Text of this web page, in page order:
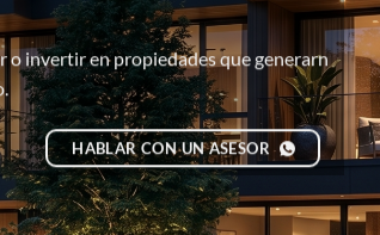
o invertir en propiedades que generarn
HABLAR CON UN ASESOR